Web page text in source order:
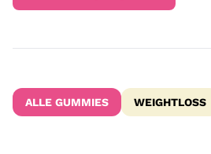
ALLE GUMMIES WEIGHTLOSS